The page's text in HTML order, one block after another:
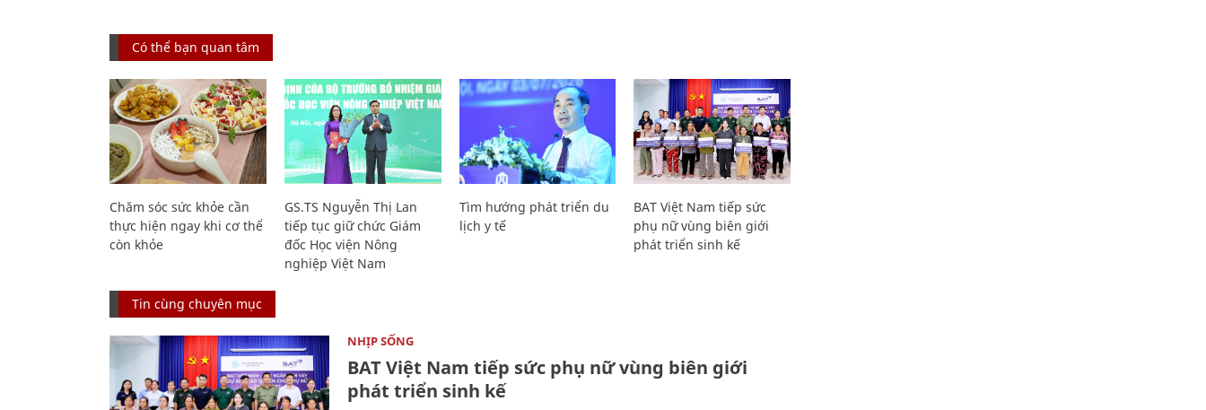
Có thể bạn quan tâm
Chăm sóc sức khỏe cần
thực hiện ngay khi cơ thể
còn khỏe
GS.TS Nguyễn Thị Lan
tiếp tục giữ chức Giám
đốc Học viện Nông
nghiệp Việt Nam
Tìm hướng phát triển du
lịch y tế
BAT Việt Nam tiếp sức
phụ nữ vùng biên giới
phát triển sinh kế
Tin cùng chuyên mục
NHỊP SỐNG
BAT Việt Nam tiếp sức phụ nữ vùng biên giới
phát triển sinh kế